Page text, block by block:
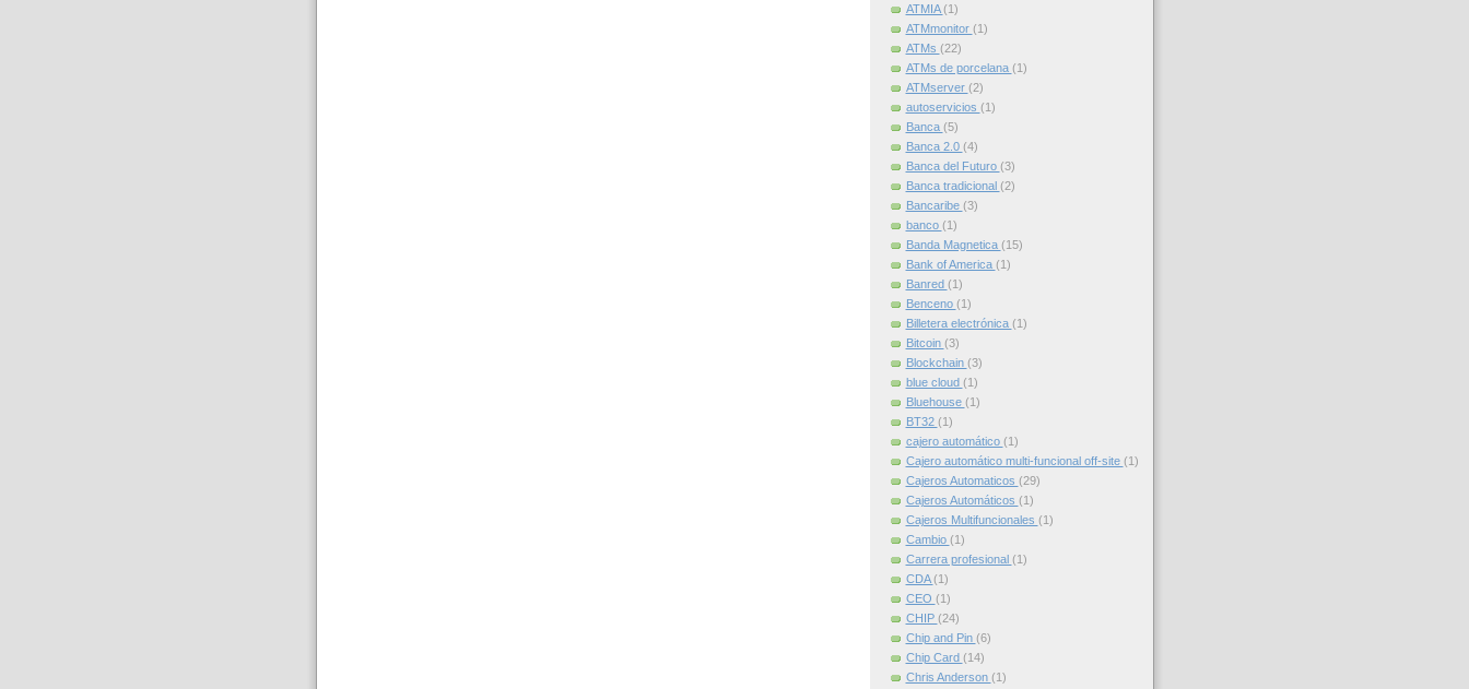
ATMIA(1)
ATMmonitor (1)
ATMs (22)
ATMs de porcelana (1)
ATMserver (2)
autoservicios (1)
Banca (5)
Banca 2.0 (4)
Banca del Futuro (3)
Banca tradicional (2)
Bancaribe (3)
banco (1)
Banda Magnetica (15)
Bank of America (1)
Banred (1)
Benceno (1)
Billetera electrónica (1)
Bitcoin (3)
Blockchain (3)
blue cloud (1)
Bluehouse (1)
BT32 (1)
cajero automático (1)
Cajero automático multi-funcional off-site (1)
Cajeros Automaticos (29)
Cajeros Automáticos (1)
Cajeros Multifuncionales (1)
Cambio (1)
Carrera profesional (1)
CDA(1)
CEO (1)
CHIP (24)
Chip and Pin (6)
Chip Card (14)
Chris Anderson (1)